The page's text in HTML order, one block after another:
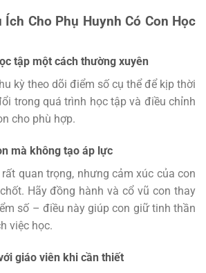
Ích Cho Phụ Huynh Có Con Học
tập một cách thường xuyên
kỳ theo dõi điểm số cụ thể để kịp thời
trong quá trình học tập và điều chỉnh
cho phù hợp.
mà không tạo áp lực
quan trọng, nhưng cảm xúc của con
Hãy đồng hành và cổ vũ con thay
số – điều này giúp con giữ tinh thần
việc học.
giáo viên khi cần thiết